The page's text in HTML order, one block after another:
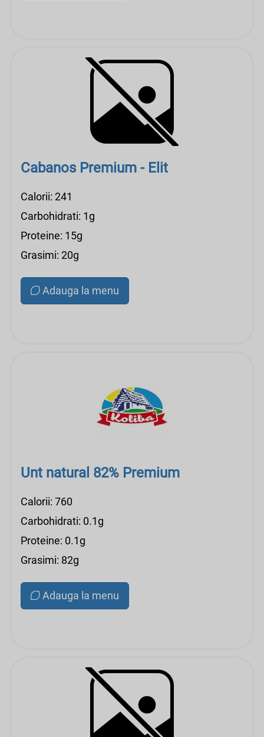
Cabanos Premium - Elit
Calorii: 241
Carbohidrati: 1g
Proteine: 15g
Grasimi: 20g
Adauga la menu
Unt natural 82% Premium
Calorii: 760
Carbohidrati: 0.1g
Proteine: 0.1g
Grasimi: 82g
Adauga la menu